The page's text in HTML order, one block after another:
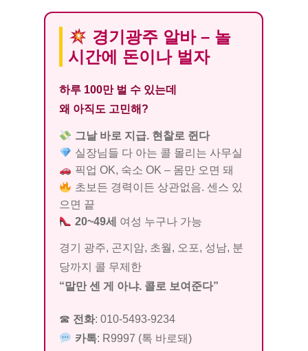
경기광주 알바 – 놀
시간에 돈이나 벌자
하루 100만 벌 수 있는데
왜 아직도 고민해?
그날 바로 지급. 현찰로 쥔다
실장님들 다 아는 콜 몰리는 사무실
픽업 OK, 숙소 OK – 몸만 오면 돼
초보든 경력이든 상관없음. 센스 있
으면 끝
20~49세
여성 누구나 가능
경기 광주, 곤지암, 초월, 오포, 성남, 분
당까지 콜 무제한
“말만 센 게 아냐. 콜로 보여준다”
☎ 전화:010-5493-9234
카톡: R9997 (톡 바로돼)